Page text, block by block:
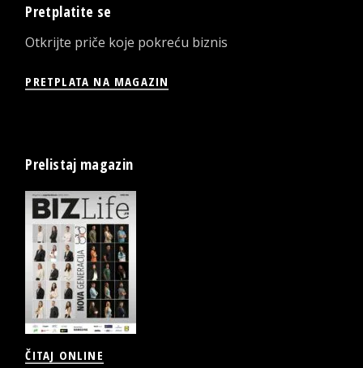
Pretplatite se
Otkrijte priče koje pokreću biznis
PRETPLATA NA MAGAZIN
Prelistaj magazin
ČITAJ ONLINE